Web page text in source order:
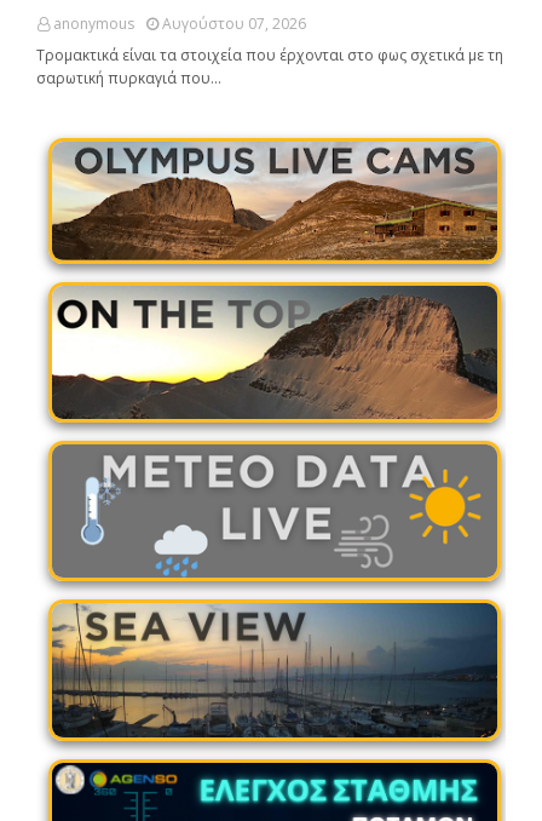
anonymous
Αυγούστου 07, 2026
Τρομακτικά είναι τα στοιχεία που έρχονται στο φως σχετικά με τη
σαρωτική πυρκαγιά που…